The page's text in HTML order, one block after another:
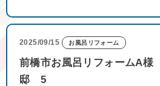
2025/09/15 お風呂リフォーム
前橋市お風呂リフォームA様
邸 5